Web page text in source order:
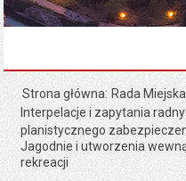
Strona główna Rada Miejska
Interpelacje i zapytania
planistycznego
Jagodnie i utworzenia
rekreacji